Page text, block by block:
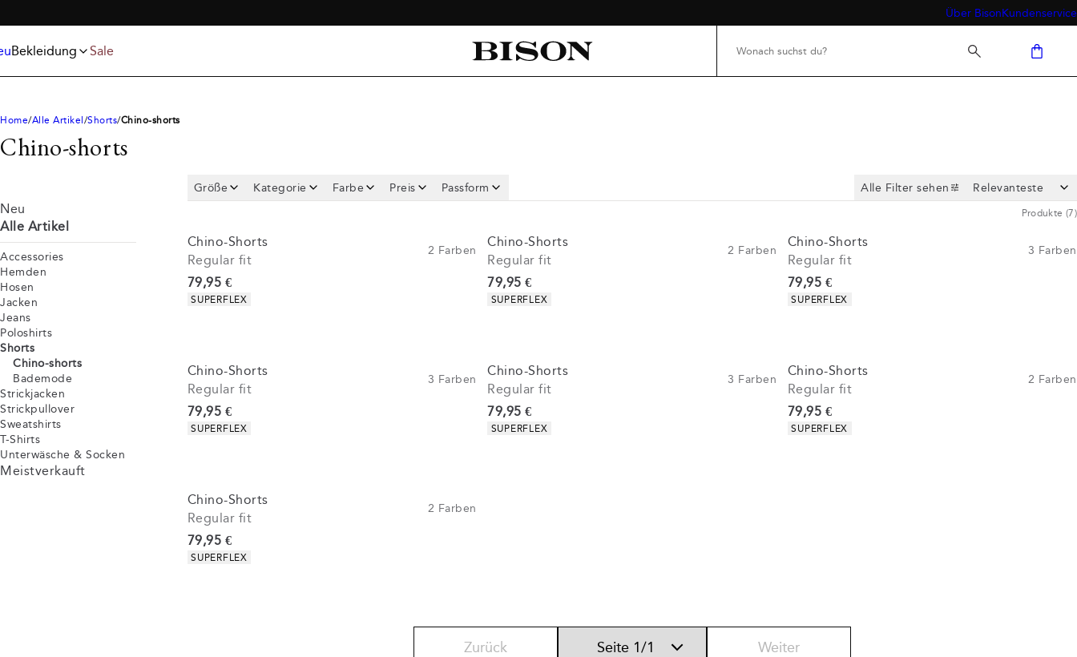
Über BisonKundenservice
Bekleidung Sale
Jacken
Poloshirts
Unterwäsche und Socken
Home Alle Artikel Shorts Chino-shorts
Chino-shorts
Neu
Alle Artikel
Accessories
Hemden
Hosen
Jacken
Jeans
Poloshirts
Shorts
Chino-shorts
Bademode
Strickjacken
Strickpullover
Sweatshirts
T-Shirts
Unterwäsche & Socken
Meistverkauft
Größe Kategorie Farbe Preis Passform Alle Filter sehen
Produkte (7)
Chino-Shorts
Regular fit
2 Farben
Preis
79,95 €
Produkteigenschaften
SUPERFLEX
Chino-Shorts
Regular fit
2 Farben
Preis
79,95 €
Produkteigenschaften
SUPERFLEX
Chino-Shorts
Regular fit
3 Farben
Preis
79,95 €
Produkteigenschaften
SUPERFLEX
Chino-Shorts
Regular fit
3 Farben
Preis
79,95 €
Produkteigenschaften
SUPERFLEX
Chino-Shorts
Regular fit
3 Farben
Preis
79,95 €
Produkteigenschaften
SUPERFLEX
Chino-Shorts
Regular fit
2 Farben
Preis
79,95 €
Produkteigenschaften
SUPERFLEX
Chino-Shorts
Regular fit
2 Farben
Preis
79,95 €
Produkteigenschaften
SUPERFLEX
Zurück Weiter